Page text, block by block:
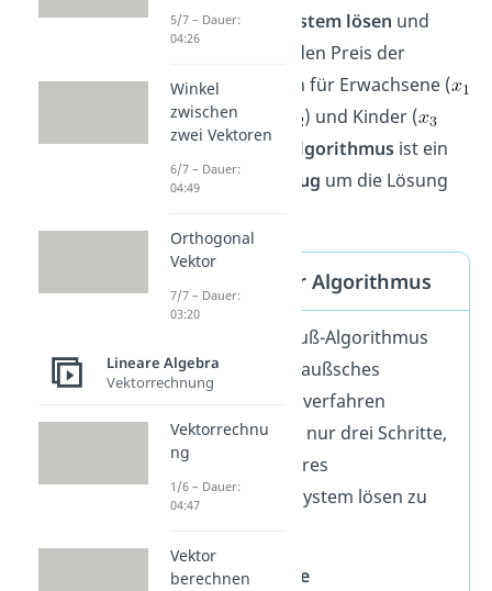
Gleichungssystem lösen und
findest dann den Preis der
Eintrittskarten für Erwachsene (
), Senioren (
) und Kinder (
). DerGauß-Algorithmusist ein
gutesWerkzeug um die Lösung
Gaußscher Algorithmus
Mit dem Gauß-Algorithmus
oder auch gaußsches
Eliminationsverfahren
brauchst du nur drei Schritte,
um ein lineares
Gleichungssystem lösen zu
Finde die
5/7 – Dauer:
04:26
Winkel
zwischen
zwei Vektoren
6/7 – Dauer:
04:49
Orthogonal
Vektor
7/7 – Dauer:
03:20
Lineare Algebra
Vektorrechnung
Vektorrechnu
ng
1/6 – Dauer:
04:47
Vektor
berechnen